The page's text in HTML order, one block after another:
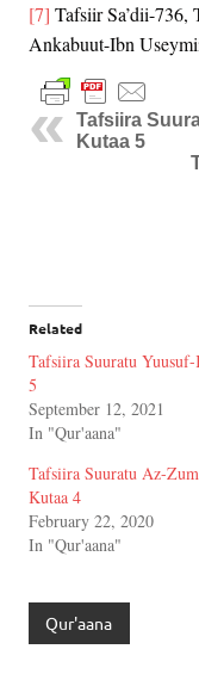
[7] Tafsiir Sa’dii-
Ankabuut-Ibn
Tafsiira
Kutaa 5
Related
Tafsiira Suuratu Yuusuf-
5
September 12, 2021
In "Qur'aana"
Tafsiira Suuratu Az-
Kutaa 4
February 22, 2020
In "Qur'aana"
Qur'aana